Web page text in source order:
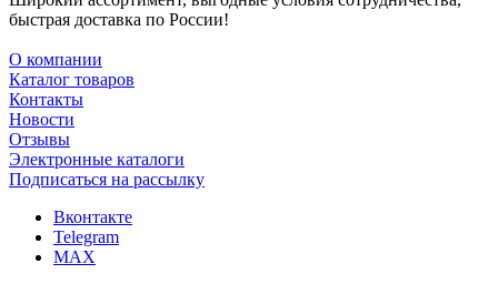
быстрая доставка по России!
О компании
Каталог товаров
Контакты
Новости
Отзывы
Электронные каталоги
Подписаться на рассылку
Вконтакте
Telegram
MAX